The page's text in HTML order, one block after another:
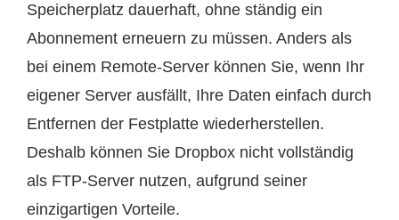
Speicherplatz dauerhaft, ohne ständig ein
Abonnement erneuern zu müssen. Anders als
bei einem Remote-Server können Sie, wenn Ihr
eigener Server ausfällt, Ihre Daten einfach durch
Entfernen der Festplatte wiederherstellen.
Deshalb können Sie Dropbox nicht vollständig
als FTP-Server nutzen, aufgrund seiner
einzigartigen Vorteile.